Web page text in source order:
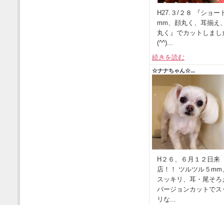
H27.３/２８ 『ショー
mm、顔丸く、耳揃え
丸く』でカットしまし
(^^)...
続きを読む
☆ナナちゃん☆...
H２６、６月１２日来
店！！ ツルツル５mm
スッキリ、耳・尾そろ
バージョンカットでス
リな...